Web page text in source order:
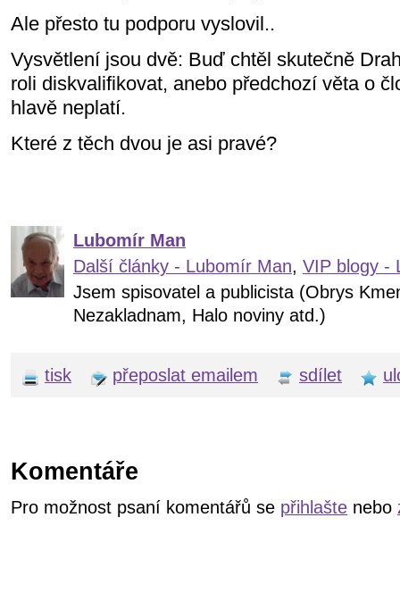
Ale přesto tu podporu vyslovil..
Vysvětlení jsou dvě: Buď chtěl skutečně
roli diskvalifikovat, anebo předchozí věta o
hlavě neplatí.
Které z těch dvou je asi pravé?
Lubomír Man
Další články - Lubomír Man, VIP blogy -
Jsem spisovatel a publicista (Obrys
Nezakladnam, Halo noviny atd.)
tisk přeposlat emailem sdílet
Komentáře
Pro možnost psaní komentářů se přihlašte nebo